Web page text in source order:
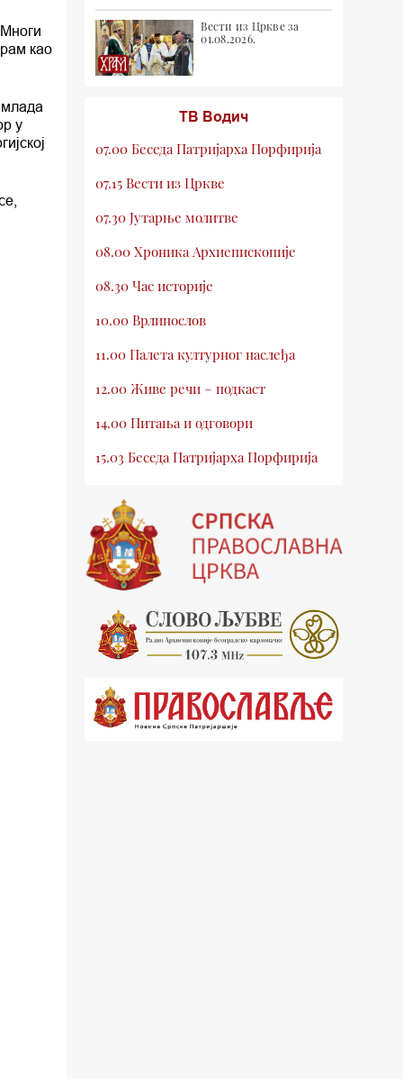
као
млада
у
Вести из Цркве за
01.08.2026.
ТВ Водич
07.00 Беседа Патријарха Порфирија
07.15 Вести из Цркве
07.30 Јутарње молитве
08.00 Хроника Архиепископије
08.30 Час историје
10.00 Врлинослов
11.00 Палета културног наслеђа
12.00 Живе речи – подкаст
14.00 Питања и одговори
15.03 Беседа Патријарха Порфирија
15.30 Млади у Цркви
16.03 Српски јерарси
16.30 Хроника Архиепископије
17.03 Фолклор магазин
17.30 Тврђаве Дунава
18.03 Кроз историју Београда
18.30 Врлинослов